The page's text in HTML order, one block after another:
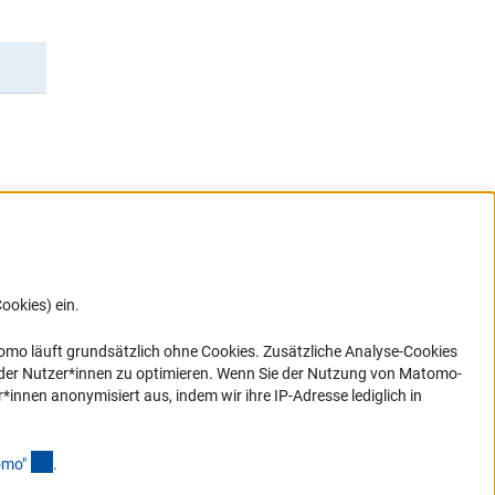
ein.
Link)
läuft grundsätzlich ohne Cookies. Zusätzliche Analyse-Cookies
Nutzer*innen zu optimieren. Wenn Sie der Nutzung von Matomo-
anonymisiert aus, indem wir ihre IP-Adresse lediglich in
" .